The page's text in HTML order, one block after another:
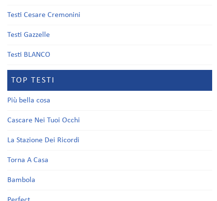
Testi Cesare Cremonini
Testi Gazzelle
Testi BLANCO
TOP TESTI
Più bella cosa
Cascare Nei Tuoi Occhi
La Stazione Dei Ricordi
Torna A Casa
Bambola